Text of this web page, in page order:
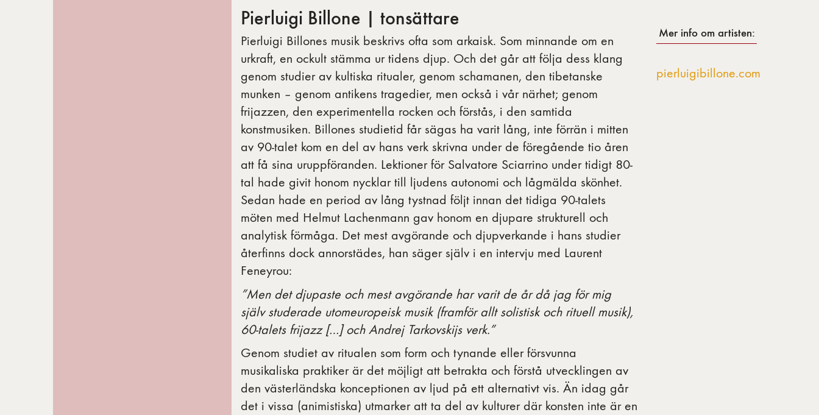
Pierluigi Billone | tonsättare
Pierluigi Billones musik beskrivs ofta som arkaisk. Som minnande om en
urkraft, en ockult stämma ur tidens djup. Och det går att följa dess klang
genom studier av kultiska ritualer, genom schamanen, den tibetanske
munken – genom antikens tragedier, men också i vår närhet; genom
frijazzen, den experimentella rocken och förstås, i den samtida
konstmusiken. Billones studietid får sägas ha varit lång, inte förrän i mitten
av 90-talet kom en del av hans verk skrivna under de föregående tio åren
att få sina uruppföranden. Lektioner för Salvatore Sciarrino under tidigt 80-
tal hade givit honom nycklar till ljudens autonomi och lågmälda skönhet.
Sedan hade en period av lång tystnad följt innan det tidiga 90-talets
möten med Helmut Lachenmann gav honom en djupare strukturell och
analytisk förmåga. Det mest avgörande och djupverkande i hans studier
återfinns dock annorstädes, han säger själv i en intervju med Laurent
Feneyrou:
”Men det djupaste och mest avgörande har varit de år då jag för mig
själv studerade utomeuropeisk musik (framför allt solistisk och rituell musik),
60-talets frijazz […] och Andrej Tarkovskijs verk.”
Genom studiet av ritualen som form och tynande eller försvunna
musikaliska praktiker är det möjligt att betrakta och förstå utvecklingen av
den västerländska konceptionen av ljud på ett alternativt vis. Än idag går
det i vissa (animistiska) utmarker att ta del av kulturer där konsten inte är en
Mer info om artisten:
pierluigibillone.com